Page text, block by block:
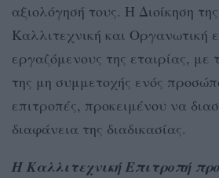
αξιολόγησή τους. H Διοίκηση
Καλλιτεχνική και Οργανωτική
εργαζόμενους της εταιρίας, με
της μη συμμετοχής ενός
επιτροπές, προκειμένου να
διαφάνεια της διαδικασίας.
Η Καλλιτεχνική Επιτροπή